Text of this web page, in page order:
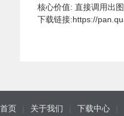
核心价值: 直接调用出
下载链接:https://
首页 关于我们 下载中心